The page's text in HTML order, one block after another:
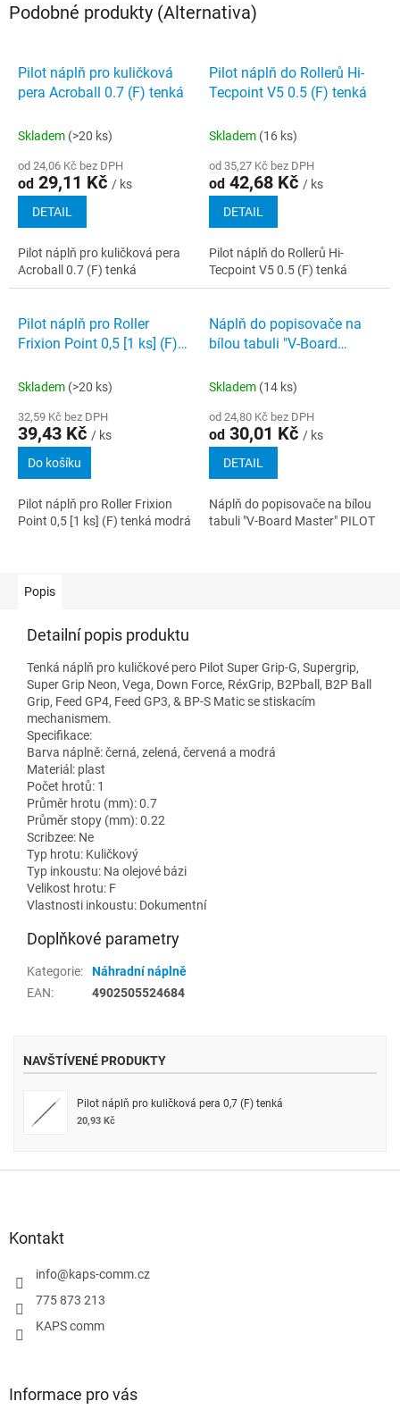
Podobné produkty (Alternativa)
Pilot náplň pro kuličková
pera Acroball 0.7 (F) tenká
Skladem (>20 ks)
od 24,06 Kč bez DPH
od 29,11 Kč / ks
DETAIL
Pilot náplň pro kuličková pera
Acroball 0.7 (F) tenká
Pilot náplň do Rollerů Hi-
Tecpoint V5 0.5 (F) tenká
Skladem (16 ks)
od 35,27 Kč bez DPH
od 42,68 Kč / ks
DETAIL
Pilot náplň do Rollerů Hi-
Tecpoint V5 0.5 (F) tenká
Pilot náplň pro Roller
Frixion Point 0,5 [1 ks] (F)
Skladem (>20 ks)
32,59 Kč bez DPH
39,43 Kč / ks
Do košíku
Pilot náplň pro Roller Frixion
Point 0,5 [1 ks] (F) tenká modrá
Náplň do popisovače na
bílou tabuli "V-Board
Skladem (14 ks)
od 24,80 Kč bez DPH
od 30,01 Kč / ks
DETAIL
Náplň do popisovače na bílou
tabuli "V-Board Master" PILOT
Popis
Detailní popis produktu
Tenká náplň pro kuličkové pero Pilot Super Grip-G, Supergrip,
Super Grip Neon, Vega, Down Force, RéxGrip, B2Pball, B2P Ball
Grip, Feed GP4, Feed GP3, & BP-S Matic se stiskacím
mechanismem.
Specifikace:
Barva náplně: černá, zelená, červená a modrá
Materiál: plast
Počet hrotů: 1
Průměr hrotu (mm): 0.7
Průměr stopy (mm): 0.22
Scribzee: Ne
Typ hrotu: Kuličkový
Typ inkoustu: Na olejové bázi
Velikost hrotu: F
Vlastnosti inkoustu: Dokumentní
Doplňkové parametry
Kategorie:
Náhradní náplně
EAN: 4902505524684
NAVŠTÍVENÉ PRODUKTY
Pilot náplň pro kuličková pera 0,7 (F) tenká
20,93 Kč
Kontakt
info@kaps-comm.cz
775 873 213
KAPS comm
Informace pro vás